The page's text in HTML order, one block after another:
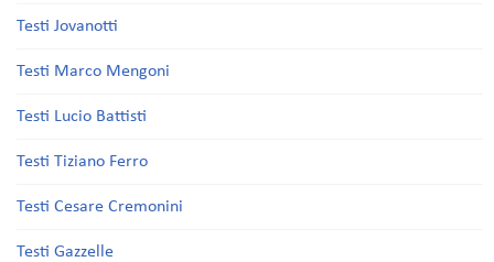
Testi Jovanotti
Testi Marco Mengoni
Testi Lucio Battisti
Testi Tiziano Ferro
Testi Cesare Cremonini
Testi Gazzelle